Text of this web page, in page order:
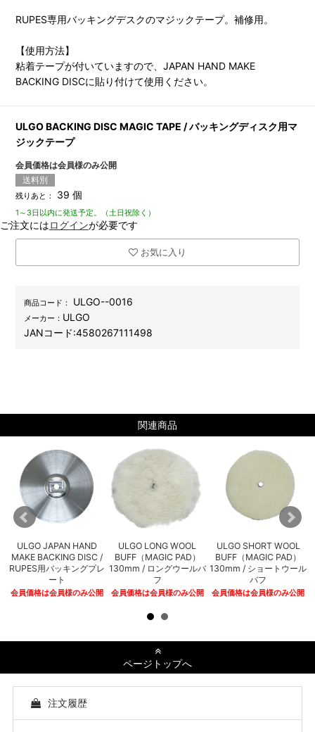
RUPES専用バッキングデスクのマジックテープ。補修用。
【使用方法】
粘着テープが付いていますので、JAPAN HAND MAKE
BACKING DISCに貼り付けて使用ください。
ULGO BACKING DISC MAGIC TAPE / バッキングディスク用マ
ジックテープ
会員価格は会員様のみ公開
送料別
残りあと： 39 個
1～3日以内に発送予定。（土日祝除く）
ご注文にはログインが必要です
お気に入り
商品コード： ULGO--0016
メーカー： ULGO
JANコード:4580267111498
関連商品
ULGO JAPAN HAND
MAKE BACKING DISC /
RUPES用バッキングプレ
ート
会員価格は会員様のみ公開
ULGO LONG WOOL
BUFF（MAGIC PAD）
130mm / ロングウールバ
フ
会員価格は会員様のみ公開
ULGO SHORT WOOL
BUFF（MAGIC PAD）
130mm / ショートウール
バフ
会員価格は会員様のみ公開
ページトップへ
注文履歴